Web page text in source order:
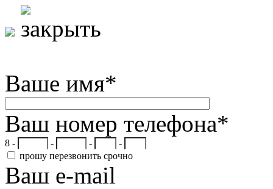
Ваше имя*
Ваш номер телефона*
8 - - -
-
прошу перезвонить срочно
Ваш e-mail